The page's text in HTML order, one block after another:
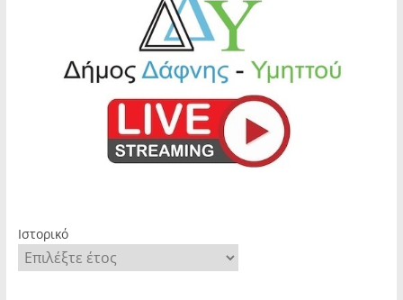
Ιστορικό